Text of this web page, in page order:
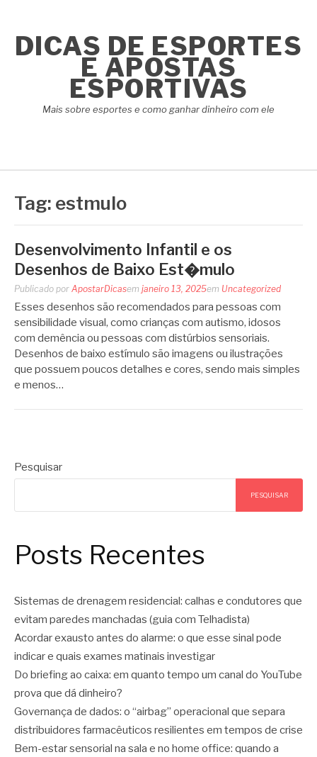
conteúdo
DICAS DE ESPORTES
E APOSTAS
ESPORTIVAS
Mais sobre esportes e como ganhar dinheiro com ele
Tag: estmulo
Desenvolvimento Infantil e os
Desenhos de Baixo Est�mulo
Publicado por ApostarDicasem janeiro 13, 2025em Uncategorized
Esses desenhos são recomendados para pessoas com
sensibilidade visual, como crianças com autismo, idosos
com demência ou pessoas com distúrbios sensoriais.
Desenhos de baixo estímulo são imagens ou ilustrações
que possuem poucos detalhes e cores, sendo mais simples
e menos…
Pesquisar
PESQUISAR
Posts Recentes
Sistemas de drenagem residencial: calhas e condutores que
evitam paredes manchadas (guia com Telhadista)
Acordar exausto antes do alarme: o que esse sinal pode
indicar e quais exames matinais investigar
Do briefing ao caixa: em quanto tempo um canal do YouTube
prova que dá dinheiro?
Governança de dados: o “airbag” operacional que separa
distribuidores farmacêuticos resilientes em tempos de crise
Bem-estar sensorial na sala e no home office: quando a